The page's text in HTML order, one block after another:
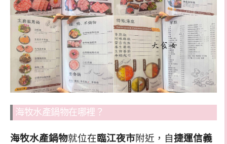
海牧水產鍋物在哪裡？
海牧水產鍋物就位在臨江夜市附近，自捷運信義